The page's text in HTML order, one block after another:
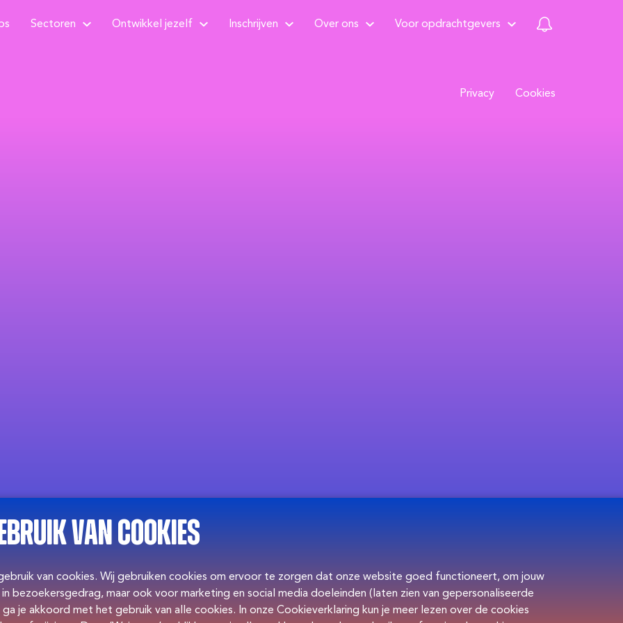
van cookies
van cookies. Wij gebruiken cookies om ervoor te zorgen dat onze website goed functioneert, om jouw
bezoekersgedrag, maar ook voor marketing en social media doeleinden (laten zien van gepersonaliseerde
je akkoord met het gebruik van alle cookies. In onze Cookieverklaring kun je meer lezen over de cookies
Sectoren Ontwikkel jezelf Inschrijven Over ons Voor opdrachtgevers
Privacy Cookies